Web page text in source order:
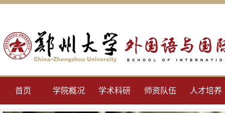
首页 学院概况 学术科研 师资队伍 人才培养